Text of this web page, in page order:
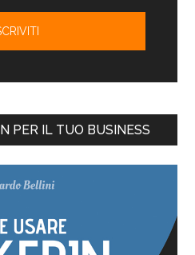
PER IL TUO BUSINESS